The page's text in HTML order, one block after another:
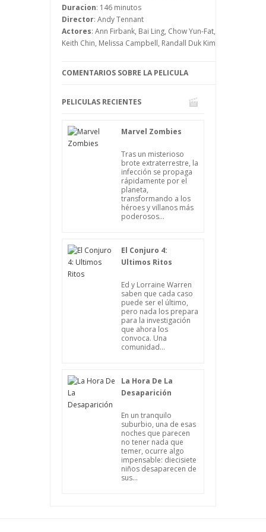
pues la cinta está basada en hechos
reales.
Duracion: 146 minutos
Director: Andy Tennant
Actores: Ann Firbank, Bai Ling, Chow Yun-Fat, Deanna
Keith Chin, Melissa Campbell, Randall Duk Kim, Tom Felton
COMENTARIOS SOBRE LA PELICULA
PELICULAS RECIENTES
Marvel Zombies
Tras un misterioso
brote extraterrestre, la
infección se propaga
rápidamente por el
planeta,
transformando a los
héroes y villanos más
poderosos...
El Conjuro 4:
Ultimos Ritos
Ed y Lorraine Warren
saben que cada caso
puede ser el último,
pero nada los prepara
para la investigación
que ahora los
convoca. Una
comunidad...
La Hora De La
Desaparición
En un tranquilo
suburbio, una de esas
noches que parecen
no tener nada que
temer, ocurre algo
impensable: diecisiete
niños desaparecen de
sus...